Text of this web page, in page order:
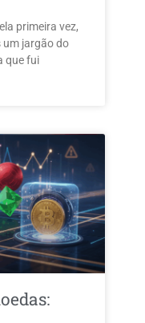
primeira vez,
um jargão do
que fui